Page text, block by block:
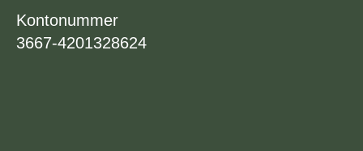
Kontonummer
3667-4201328624